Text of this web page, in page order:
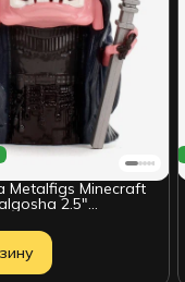
Metalfigs Minecraft
2.5"